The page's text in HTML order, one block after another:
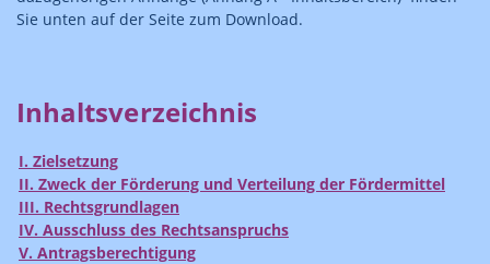
Sie unten auf der Seite zum Download.
Inhaltsverzeichnis
I. Zielsetzung
II. Zweck der Förderung und Verteilung der Fördermittel
III. Rechtsgrundlagen
IV. Ausschluss des Rechtsanspruchs
V. Antragsberechtigung